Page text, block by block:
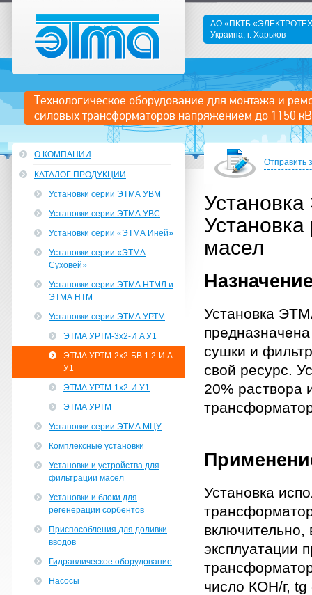
Технологическое оборудование для монтажа и
силовых трансформаторов напряжением до 1150 кВ
АО «ПКТБ
Украина, г. Харьков
Отправить
масел
Установка
сушки и
свой ресурс.
20% раствора
Установка
включительно,
эксплуатации
число КОН/г, tg
О КОМПАНИИ
КАТАЛОГ ПРОДУКЦИИ
Установки серии ЭТМА УВМ
Установки серии ЭТМА УВС
Установки серии «ЭТМА Иней»
Установки серии «ЭТМА
Суховей»
Установки серии ЭТМА НТМЛ и
ЭТМА НТМ
Установки серии ЭТМА УРТМ
ЭТМА УРТМ-3х2-И A У1
ЭТМА УРТМ-2х2-БВ 1.2-И А
У1
ЭТМА УРТМ-1х2-И У1
ЭТМА УРТМ
Установки серии ЭТМА МЦУ
Комплексные установки
Установки и устройства для
фильтрации масел
Установки и блоки для
регенерации сорбентов
Приспособления для доливки
вводов
Гидравлическое оборудование
Насосы